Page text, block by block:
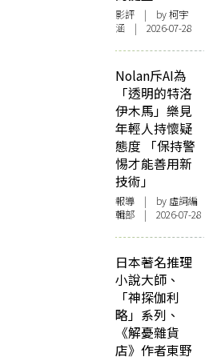
影評 | by 柯宇
涵 | 2026-07-28
Nolan斥AI為
「透明的特洛
伊木馬」樂見
年輕人持懷疑
態度 「保持警
惕才能善用新
技術」
報導 | by 虛詞編
輯部 | 2026-07-28
日本著名推理
小說大師、
「神探伽利
略」系列、
《解憂雜貨
店》作者東野